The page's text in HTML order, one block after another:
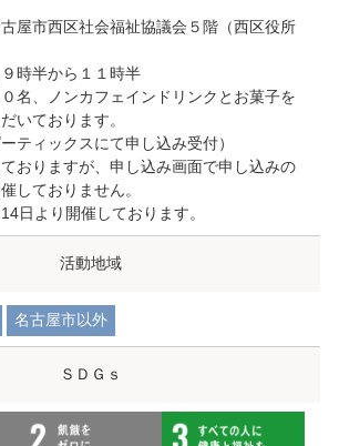
屋市西区社会福祉協議会５階（西区役所
時半から１１時半
名、ノンカフェインドリンクとお菓子を
いております。
ティックスにて申し込み受付）
おりますが、申し込み画面で申し込みの
しておりません。
日より開催しております。
活動地域
名古屋市以外
ＳＤＧｓ